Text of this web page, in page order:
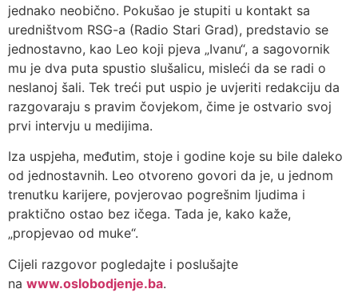
jednako neobično. Pokušao je stupiti u kontakt sa
uredništvom RSG-a (Radio Stari Grad), predstavio se
jednostavno, kao Leo koji pjeva „Ivanu“, a sagovornik
mu je dva puta spustio slušalicu, misleći da se radi o
neslanoj šali. Tek treći put uspio je uvjeriti redakciju da
razgovaraju s pravim čovjekom, čime je ostvario svoj
prvi intervju u medijima.
Iza uspjeha, međutim, stoje i godine koje su bile daleko
od jednostavnih. Leo otvoreno govori da je, u jednom
trenutku karijere, povjerovao pogrešnim ljudima i
praktično ostao bez ičega. Tada je, kako kaže,
„propjevao od muke“.
Cijeli razgovor pogledajte i poslušajte
na www.oslobodjenje.ba.